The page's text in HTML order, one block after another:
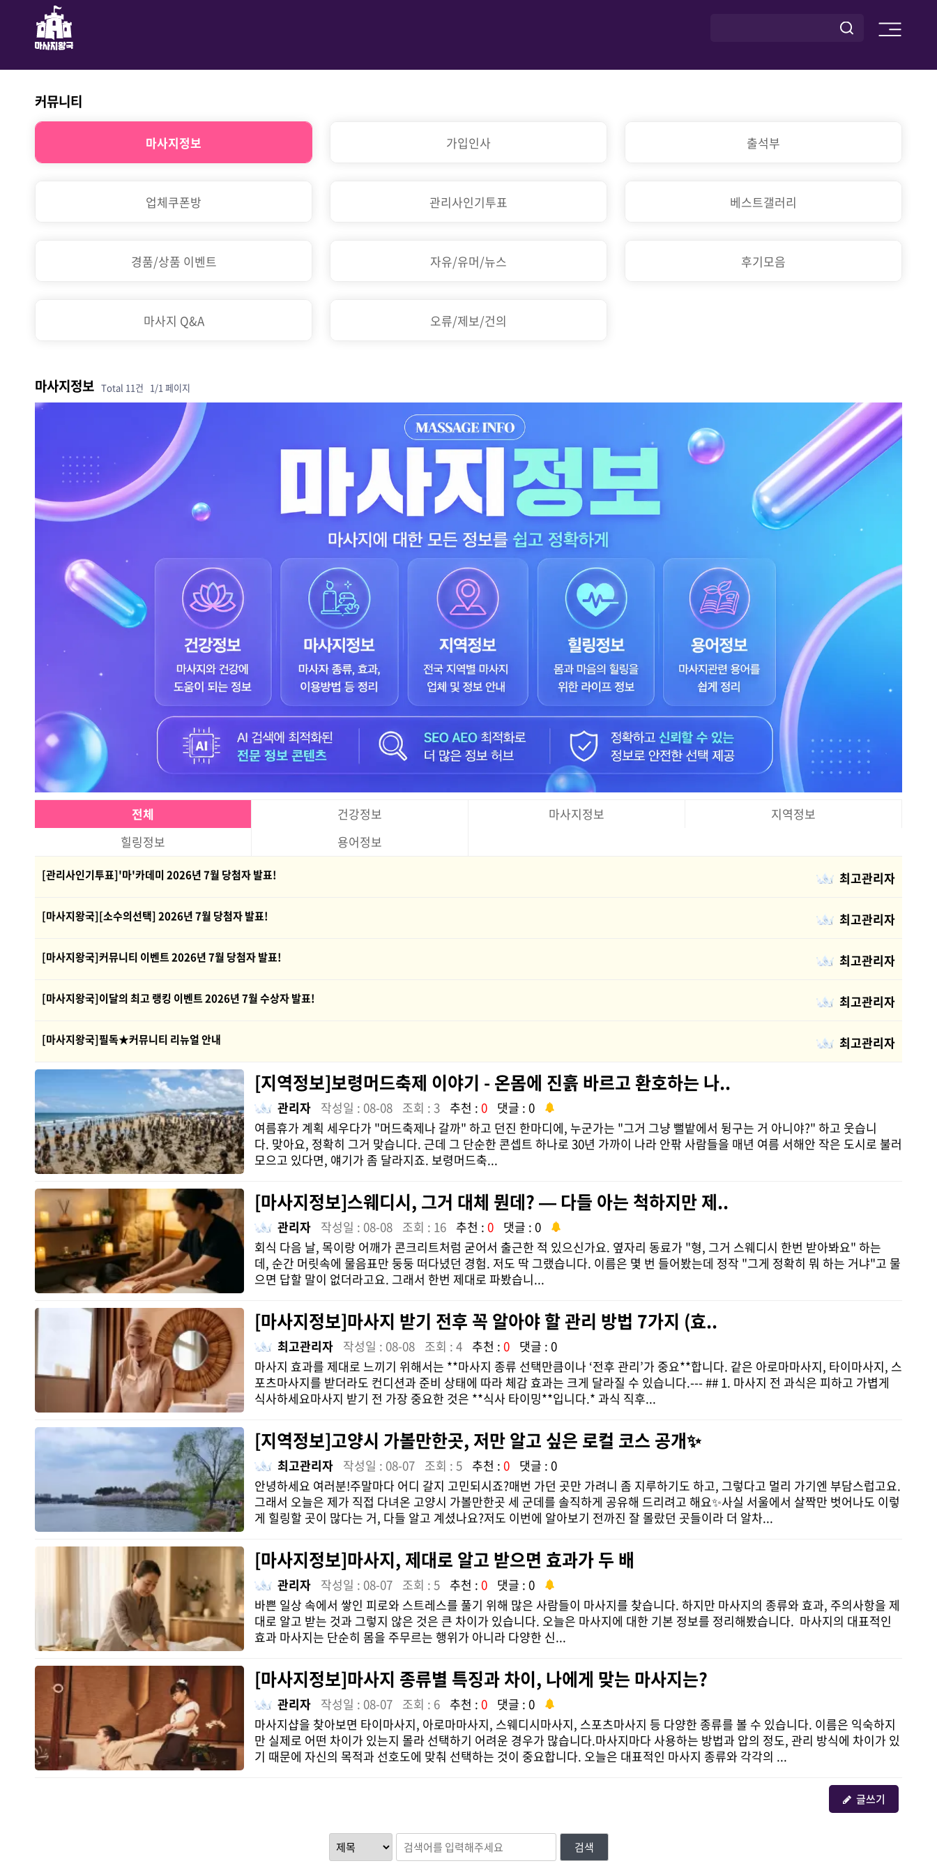
커뮤니티
마사지정보 가입인사 출석부
업체쿠폰방 관리사인기투표 베스트갤러리
경품/상품 이벤트 자유/유머/뉴스 후기모음
마사지 Q&A 오류/제보/건의
마사지정보 Total 11건 1/1 페이지
전체 건강정보 마사지정보
지역정보
힐링정보
용어정보
[관리사인기투표]'마'카데미 2026년 7월 당첨자 발표! 최고관리자
[마사지왕국][소수의선택] 2026년 7월 당첨자 발표! 최고관리자
[마사지왕국]커뮤니티 이벤트 2026년 7월 당첨자 발표! 최고관리자
[마사지왕국]이달의 최고 랭킹 이벤트 2026년 7월 수상자 발표! 최고관리자
[마사지왕국]필독★커뮤니티 리뉴얼 안내 최고관리자
[지역정보]보령머드축제 이야기 - 온몸에 진흙 바르고 환호하는 나..
관리자 작성일 : 08-08 조회 : 3 추천 : 0 댓글 : 0
여름휴가 계획 세우다가 "머드축제나 갈까" 하고 던진 한마디에, 누군가는 "그거 그냥 뻘밭에서 뒹구는 거 아니야?" 하고 웃습니
다. 맞아요, 정확히 그거 맞습니다. 근데 그 단순한 콘셉트 하나로 30년 가까이 나라 안팎 사람들을 매년 여름 서해안 작은 도시로 불러
모으고 있다면, 얘기가 좀 달라지죠. 보령머드축...
[마사지정보]스웨디시, 그거 대체 뭔데? — 다들 아는 척하지만 제..
관리자 작성일 : 08-08 조회 : 16 추천 : 0 댓글 : 0
회식 다음 날, 목이랑 어깨가 콘크리트처럼 굳어서 출근한 적 있으신가요. 옆자리 동료가 "형, 그거 스웨디시 한번 받아봐요" 하는
데, 순간 머릿속에 물음표만 둥둥 떠다녔던 경험. 저도 딱 그랬습니다. 이름은 몇 번 들어봤는데 정작 "그게 정확히 뭐 하는 거냐"고 물
으면 답할 말이 없더라고요. 그래서 한번 제대로 파봤습니...
[마사지정보]마사지 받기 전후 꼭 알아야 할 관리 방법 7가지 (효..
최고관리자 작성일 : 08-08 조회 : 4 추천 : 0 댓글 : 0
마사지 효과를 제대로 느끼기 위해서는 **마사지 종류 선택만큼이나 ‘전후 관리’가 중요**합니다. 같은 아로마마사지, 타이마사지, 스
포츠마사지를 받더라도 컨디션과 준비 상태에 따라 체감 효과는 크게 달라질 수 있습니다.--- ## 1. 마사지 전 과식은 피하고 가볍게
식사하세요마사지 받기 전 가장 중요한 것은 **식사 타이밍**입니다.* 과식 직후...
[지역정보]고양시 가볼만한곳, 저만 알고 싶은 로컬 코스 공개✨
최고관리자 작성일 : 08-07 조회 : 5 추천 : 0 댓글 : 0
안녕하세요 여러분!주말마다 어디 갈지 고민되시죠?매번 가던 곳만 가려니 좀 지루하기도 하고, 그렇다고 멀리 가기엔 부담스럽고요.
그래서 오늘은 제가 직접 다녀온 고양시 가볼만한곳 세 군데를 솔직하게 공유해 드리려고 해요✨사실 서울에서 살짝만 벗어나도 이렇
게 힐링할 곳이 많다는 거, 다들 알고 계셨나요?저도 이번에 알아보기 전까진 잘 몰랐던 곳들이라 더 알차...
[마사지정보]마사지, 제대로 알고 받으면 효과가 두 배
관리자 작성일 : 08-07 조회 : 5 추천 : 0 댓글 : 0
바쁜 일상 속에서 쌓인 피로와 스트레스를 풀기 위해 많은 사람들이 마사지를 찾습니다. 하지만 마사지의 종류와 효과, 주의사항을 제
대로 알고 받는 것과 그렇지 않은 것은 큰 차이가 있습니다. 오늘은 마사지에 대한 기본 정보를 정리해봤습니다. 마사지의 대표적인
효과 마사지는 단순히 몸을 주무르는 행위가 아니라 다양한 신...
[마사지정보]마사지 종류별 특징과 차이, 나에게 맞는 마사지는?
관리자 작성일 : 08-07 조회 : 6 추천 : 0 댓글 : 0
마사지샵을 찾아보면 타이마사지, 아로마마사지, 스웨디시마사지, 스포츠마사지 등 다양한 종류를 볼 수 있습니다. 이름은 익숙하지
만 실제로 어떤 차이가 있는지 몰라 선택하기 어려운 경우가 많습니다.마사지마다 사용하는 방법과 압의 정도, 관리 방식에 차이가 있
기 때문에 자신의 목적과 선호도에 맞춰 선택하는 것이 중요합니다. 오늘은 대표적인 마사지 종류와 각각의 ...
글쓰기
검색